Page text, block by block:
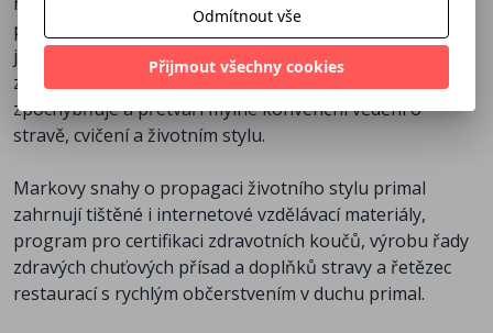
PrimalCon a vedl seminář s názvem Primal
Transformace ve 22 městech.
profesionálním triatlonistou ve světovém žebříčku.
Momentálně se profesionálně věnuje Speedgolfu; s
nejlepším výsledkem 78 vstřelených jamek s časem 47
minut během kalifornského šampionátu v roce 2017.
podle primal/paleo. Jeho stránka MarksDailyApple.com
je jedna z nejnavštěvovanějších webů s informacemi o
zdraví na internetu a mnozí ji obdivují, protože
zpochybňuje a přetváří mylné konvenční vědění o
stravě, cvičení a životním stylu.
Markovy snahy o propagaci životního stylu primal
zahrnují tištěné i internetové vzdělávací materiály,
program pro certifikaci zdravotních koučů, výrobu řady
zdravých chuťových přísad a doplňků stravy a řetězec
restaurací s rychlým občerstvením v duchu primal.
Odmítnout vše
Přijmout všechny cookies